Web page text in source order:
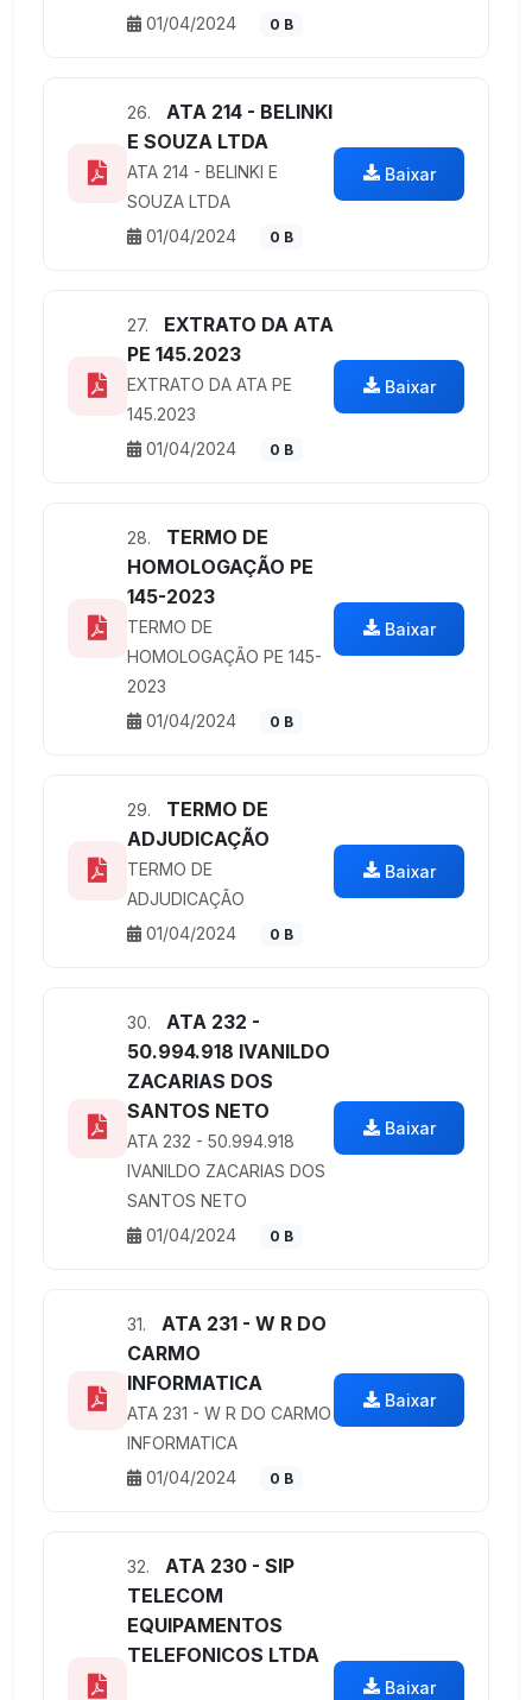
01/04/2024
0 B
26.
ATA 214 - BELINKI
E SOUZA LTDA
ATA 214 - BELINKI E
SOUZA LTDA
01/04/2024
0 B
Baixar
27.
EXTRATO DA ATA
PE 145.2023
EXTRATO DA ATA PE
145.2023
01/04/2024
0 B
Baixar
28.
TERMO DE
HOMOLOGAÇÃO PE
145-2023
TERMO DE
HOMOLOGAÇÃO PE 145-
2023
01/04/2024
0 B
Baixar
29.
TERMO DE
ADJUDICAÇÃO
TERMO DE
ADJUDICAÇÃO
01/04/2024
0 B
Baixar
30.
ATA 232 -
50.994.918 IVANILDO
ZACARIAS DOS
SANTOS NETO
ATA 232 - 50.994.918
IVANILDO ZACARIAS DOS
SANTOS NETO
01/04/2024
0 B
Baixar
31.
ATA 231 - W R DO
CARMO
INFORMATICA
ATA 231 - W R DO CARMO
INFORMATICA
01/04/2024
0 B
Baixar
32.
ATA 230 - SIP
TELECOM
EQUIPAMENTOS
TELEFONICOS LTDA
Baixar